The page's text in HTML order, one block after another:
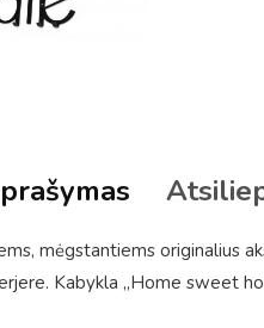
mėgstantiems originalius
Kabykla „Home sweet